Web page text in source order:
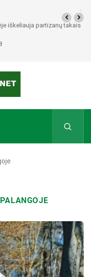
iškeliauja partizanų takais